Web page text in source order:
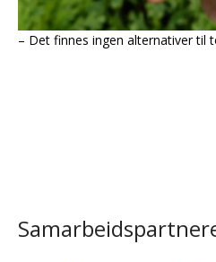
– Det finnes ingen alternativer til